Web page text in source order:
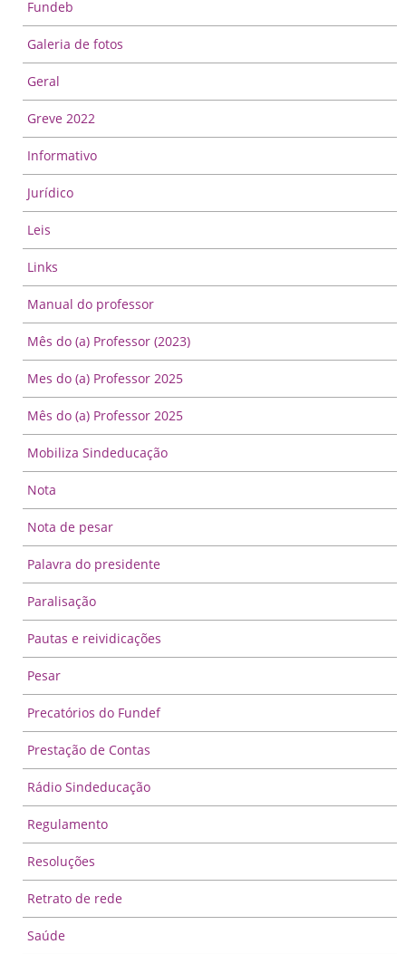
Fundeb
Galeria de fotos
Geral
Greve 2022
Informativo
Jurídico
Leis
Links
Manual do professor
Mês do (a) Professor (2023)
Mes do (a) Professor 2025
Mês do (a) Professor 2025
Mobiliza Sindeducação
Nota
Nota de pesar
Palavra do presidente
Paralisação
Pautas e reividicações
Pesar
Precatórios do Fundef
Prestação de Contas
Rádio Sindeducação
Regulamento
Resoluções
Retrato de rede
Saúde